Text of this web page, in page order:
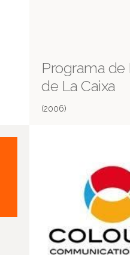
Programa de
de La Caixa
(2006)